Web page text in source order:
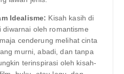
Idealisme: Kisah kasih di
diwarnai oleh romantisme
cenderung melihat cinta
murni, abadi, dan tanpa
terinspirasi oleh kisah-